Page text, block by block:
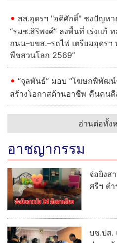
สส.อุดรฯ "อดิศักดิ์" ชงปัญห
“รมช.สิริพงศ์” ลงพื้นที่ เร่งแก้
ถนน–บขส.–รถไฟ เตรียมอุดรฯ
พืชสวนโลก 2569”
“จุลพันธ์” มอบ “โฆษกพิพัฒ
สร้างโอกาสด้านอาชีพ คืนคนดี
อ่านต่อทั้ง
อาชญากรรม
จ่อยิงส
ศรีฯ ต
บช.ปส.